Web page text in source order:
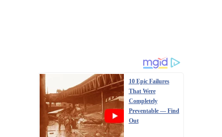
10 Epic Failures
That Were
Completely
Preventable — Find
Out